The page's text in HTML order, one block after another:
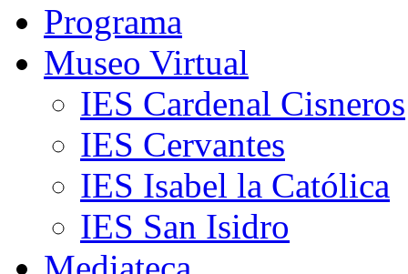
Programa
Museo Virtual
IES Cardenal Cisneros
IES Cervantes
IES Isabel la Católica
IES San Isidro